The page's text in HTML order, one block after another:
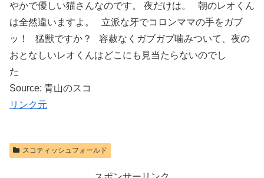
やかで優しい猫さんなのです。 夜だけは。 朝のレオくん
は全然違いますよ。 立派な牙でコロンママの手をガブ
ッ！ 猛獣ですか？ 容赦なくガブガブ噛みついて、夜の
おとなしいレオくんはどこにも見当たらないのでし
た
Source: 青山のスコ
リンク元
スコティッシュフォールド